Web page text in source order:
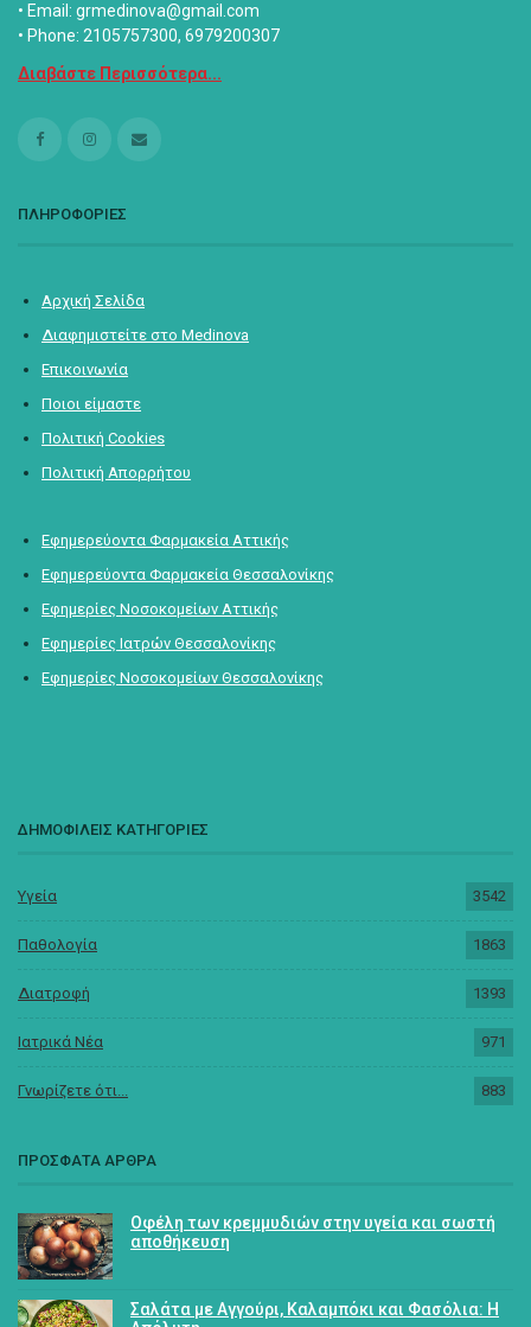
• Email: grmedinova@gmail.com
• Phone: 2105757300, 6979200307
Διαβάστε Περισσότερα...
ΠΛΗΡΟΦΟΡΙΕΣ
Αρχική Σελίδα
Διαφημιστείτε στο Medinova
Επικοινωνία
Ποιοι είμαστε
Πολιτική Cookies
Πολιτική Απορρήτου
Εφημερεύοντα Φαρμακεία Αττικής
Εφημερεύοντα Φαρμακεία Θεσσαλονίκης
Εφημερίες Νοσοκομείων Αττικής
Εφημερίες Ιατρών Θεσσαλονίκης
Εφημερίες Νοσοκομείων Θεσσαλονίκης
ΔΗΜΟΦΙΛΕΙΣ ΚΑΤΗΓΟΡΙΕΣ
Υγεία 3542
Παθολογία 1863
Διατροφή 1393
Ιατρικά Νέα 971
Γνωρίζετε ότι... 883
ΠΡΟΣΦΑΤΑ ΑΡΘΡΑ
Οφέλη των κρεμμυδιών στην υγεία και σωστή
αποθήκευση
Σαλάτα με Αγγούρι, Καλαμπόκι και Φασόλια: Η